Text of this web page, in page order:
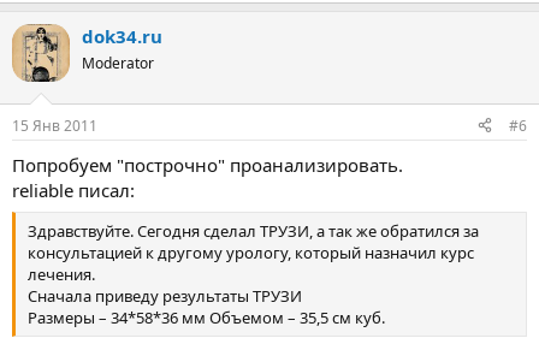
dok34.ru
Moderator
15 Янв 2011 #6
Попробуем "построчно" проанализировать.
reliable писал:
Здравствуйте. Сегодня сделал ТРУЗИ, а так же обратился за
консультацией к другому урологу, который назначил курс
лечения.
Сначала приведу результаты ТРУЗИ
Размеры – 34*58*36 мм Объемом – 35,5 см куб.